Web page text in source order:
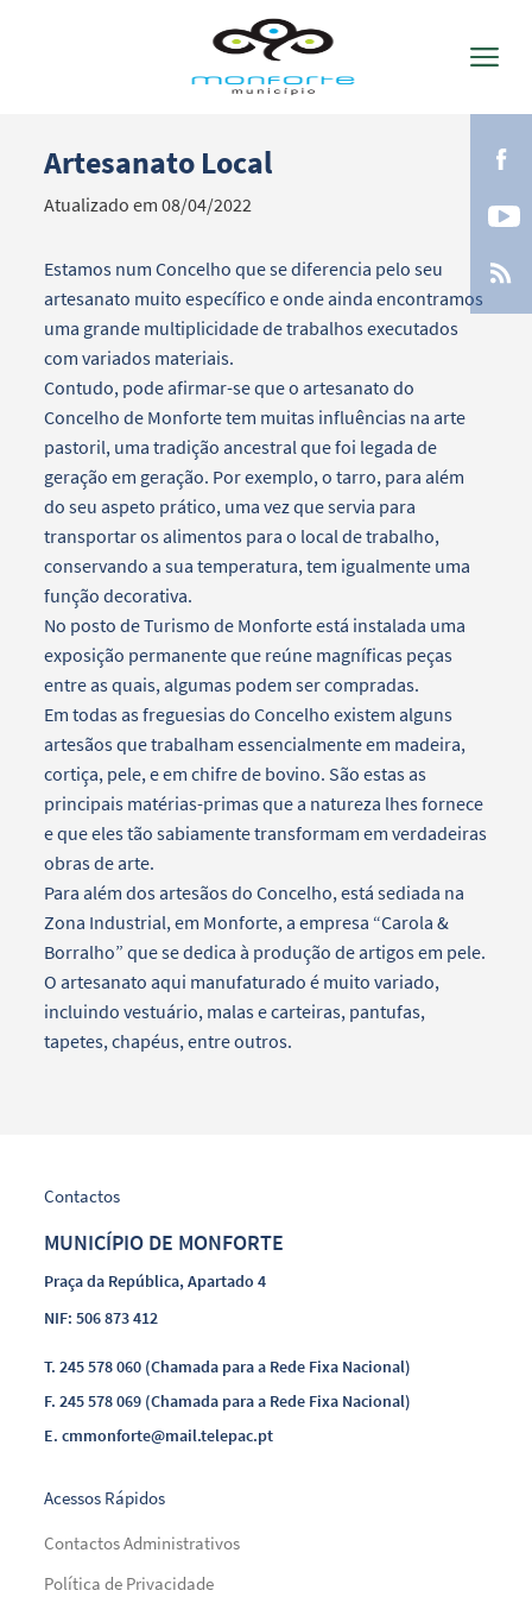
Termo de Pesquisa
Categorias gerais
Filtros
Artesanato Local
Atualizado em 08/04/2022
Estamos num Concelho que se diferencia pelo seu
artesanato muito específico e onde ainda encontramos
uma grande multiplicidade de trabalhos executados
com variados materiais.
Contudo, pode afirmar-se que o artesanato do
Concelho de Monforte tem muitas influências na arte
pastoril, uma tradição ancestral que foi legada de
geração em geração. Por exemplo, o tarro, para além
do seu aspeto prático, uma vez que servia para
transportar os alimentos para o local de trabalho,
conservando a sua temperatura, tem igualmente uma
função decorativa.
No posto de Turismo de Monforte está instalada uma
exposição permanente que reúne magníficas peças
entre as quais, algumas podem ser compradas.
Em todas as freguesias do Concelho existem alguns
artesãos que trabalham essencialmente em madeira,
cortiça, pele, e em chifre de bovino. São estas as
principais matérias-primas que a natureza lhes fornece
e que eles tão sabiamente transformam em verdadeiras
obras de arte.
Para além dos artesãos do Concelho, está sediada na
Zona Industrial, em Monforte, a empresa “Carola &
Borralho” que se dedica à produção de artigos em pele.
O artesanato aqui manufaturado é muito variado,
incluindo vestuário, malas e carteiras, pantufas,
tapetes, chapéus, entre outros.
Contactos
MUNICÍPIO DE MONFORTE
Praça da República, Apartado 4
NIF: 506 873 412
T.245 578 060 (Chamada para a Rede Fixa Nacional)
F.245 578 069 (Chamada para a Rede Fixa Nacional)
E.cmmonforte@mail.telepac.pt
Acessos Rápidos
Contactos Administrativos
Política de Privacidade